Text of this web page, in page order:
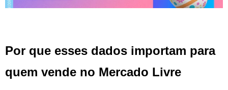
Por que esses dados importam para
quem vende no Mercado Livre